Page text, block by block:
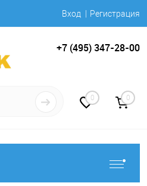
Вход Регистрация
+7 (495) 347-28-00
0 0